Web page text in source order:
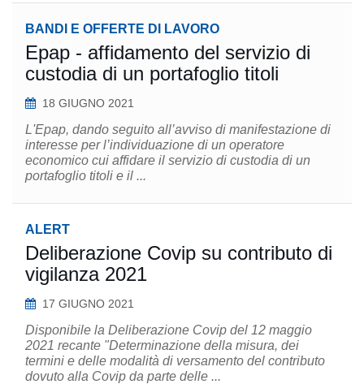
BANDI E OFFERTE DI LAVORO
Epap - affidamento del servizio di
custodia di un portafoglio titoli
18 GIUGNO 2021
L'Epap, dando seguito all’avviso di manifestazione di
interesse per l’individuazione di un operatore
economico cui affidare il servizio di custodia di un
portafoglio titoli e il ...
ALERT
Deliberazione Covip su contributo di
vigilanza 2021
17 GIUGNO 2021
Disponibile la Deliberazione Covip del 12 maggio
2021 recante "Determinazione della misura, dei
termini e delle modalità di versamento del contributo
dovuto alla Covip da parte delle ...